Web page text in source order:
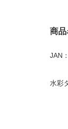
商
JAN
水彩